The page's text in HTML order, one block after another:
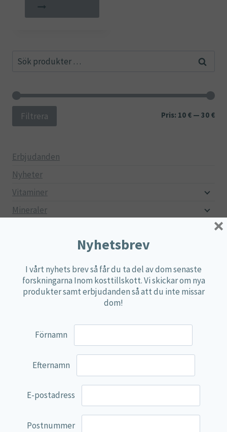
produkten
alternativen
Sök
Sök
Min
Filtrera Pris: 10 € — 30 €
Erbjudanden
Nyheter
Vitaminer
Mineraler
Mjölksyrebakterier
Matsmältningsenzymer
Alger
Multi produkter
Övriga kosttillskott
Synergos
Nyhetsbrev
I vårt nyhets brev så får du ta del av dom senaste
forskningarna Inom kosttillskott. Vi skickar om nya
produkter samt erbjudanden så att du inte missar
dom!
Förnamn
Efternamn
E-postadress
Postnummer
×